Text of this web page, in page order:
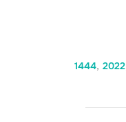
1444, 2022